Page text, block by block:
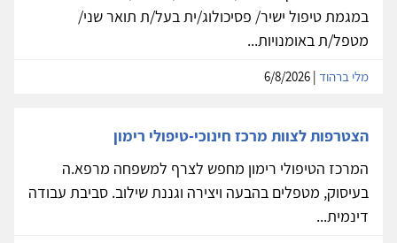
במגמת טיפול ישיר/ פסיכולוג/ית בעל/ת תואר שני/
מטפל/ת באומנויות...
מלי ברהוד
הצטרפות לצוות מרכז חינוכי-טיפולי רימון
המרכז הטיפולי רימון מחפש לצרף למשפחה מרפא.ה
בעיסוק, מטפלים בהבעה ויצירה וגננת שילוב. סביבת עבודה
דינמית...